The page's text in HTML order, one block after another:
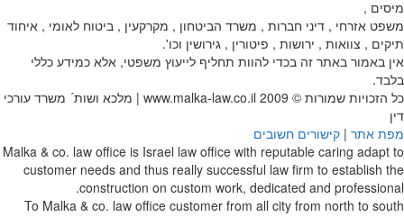
מיסים ,
משפט אזרחי , דיני חברות , משרד הביטחון , מקרקעין , ביטוח לאומי , איחוד
תיקים , צוואות , ירושות , פיטורין , גירושין וכו'.
אין באמור באתר זה בכדי להוות תחליף לייעוץ משפטי, אלא כמידע כללי
בלבד.
כל הזכויות שמורות © 2009
www.malka-law.co.il | מלכא ושות´ משרד עורכי
דין
מפת אתר | קישורים חשובים
Malka & co. law office is Israel law office with reputable caring adapt to
customer needs and thus really successful law firm to establish the
construction on custom work, dedicated and professional.
To Malka & co. law office customer from all city from north to south